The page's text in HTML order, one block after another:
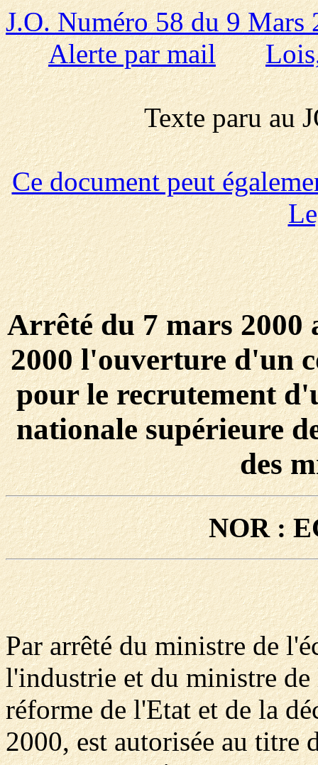
J.O. Numéro 58 du 9 Mars
Alerte par mail
Texte paru au
Ce document peut
Arrêté du 7 mars 2000
2000 l'ouverture d'un
pour le recrutement
nationale supérieure
des
NOR :
Par arrêté du ministre de
l'industrie et du ministre
réforme de l'Etat et de la
2000, est autorisée au titre